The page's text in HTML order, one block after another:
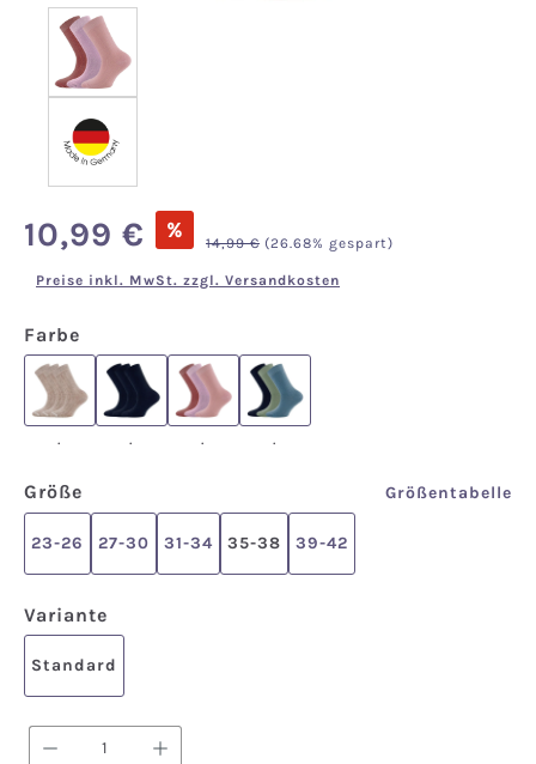
Verkaufspreis:
10,99 € % Regulärer Preis:
14,99 € (26.68% gespart)
Preise inkl. MwSt. zzgl. Versandkosten
Farbe
.
.
.
.
.
.
.
.
Größe Größentabelle
23-26 27-30 31-34 35-38 39-42
Variante
Standard
Produkt Anzahl: Gib den